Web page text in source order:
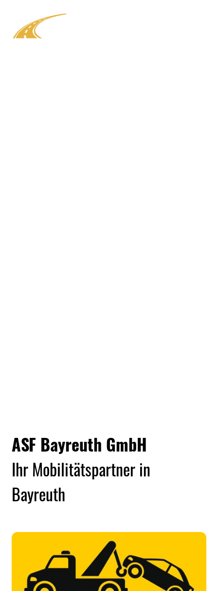
ASF Bayreuth GmbH
Ihr Mobilitätspartner in
Bayreuth